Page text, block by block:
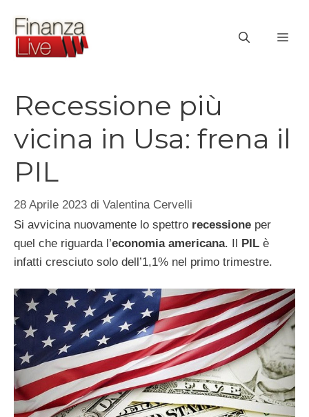
contenuto
Recessione più
vicina in Usa: frena il
PIL
28 Aprile 2023 di Valentina Cervelli
Si avvicina nuovamente lo spettro recessione per
quel che riguarda l’economia americana. Il PIL è
infatti cresciuto solo dell’1,1% nel primo trimestre.